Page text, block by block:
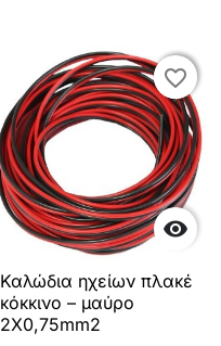

favorite_border
favorite_border
Καλώδια ηχείων πλακέ
κόκκινο – μαύρο
2Χ0,75mm2